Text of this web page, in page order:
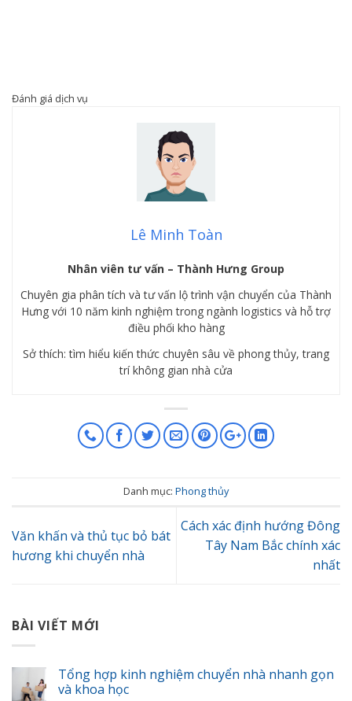
Đánh giá dịch vụ
Lê Minh Toàn
Nhân viên tư vấn – Thành Hưng Group
Chuyên gia phân tích và tư vấn lộ trình vận chuyển của Thành
Hưng với 10 năm kinh nghiệm trong ngành logistics và hỗ trợ
điều phối kho hàng
Sở thích: tìm hiểu kiến thức chuyên sâu về phong thủy, trang
trí không gian nhà cửa
Danh mục: Phong thủy
Văn khấn và thủ tục bỏ bát
hương khi chuyển nhà
Cách xác định hướng Đông
Tây Nam Bắc chính xác
nhất
BÀI VIẾT MỚI
Tổng hợp kinh nghiệm chuyển nhà nhanh gọn
và khoa học